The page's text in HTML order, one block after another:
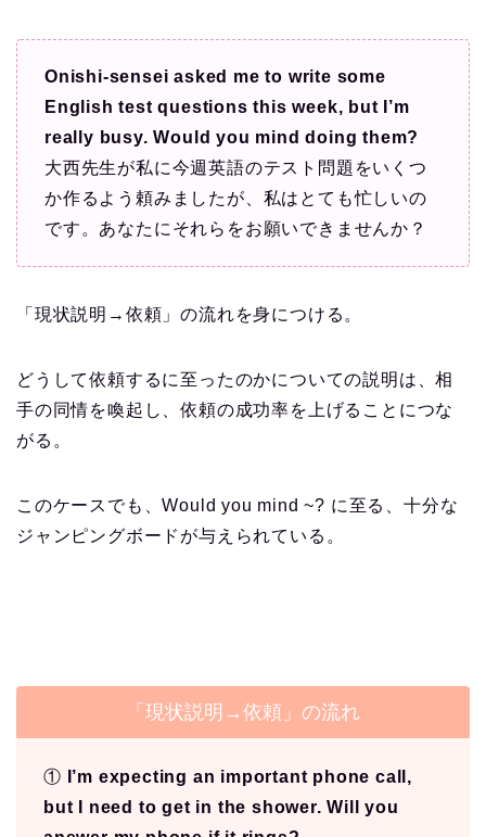
Onishi-sensei asked me to write some
English test questions this week, but I’m
really busy. Would you mind doing them?
大西先生が私に今週英語のテスト問題をいくつ
か作るよう頼みましたが、私はとても忙しいの
です。あなたにそれらをお願いできませんか？
「現状説明→依頼」の流れを身につける。
どうして依頼するに至ったのかについての説明は、相
手の同情を喚起し、依頼の成功率を上げることにつな
がる。
このケースでも、Would you mind ~? に至る、十分な
ジャンピングボードが与えられている。
「現状説明→依頼」の流れ
①
I’m expecting an important phone call,
but I need to get in the shower. Will you